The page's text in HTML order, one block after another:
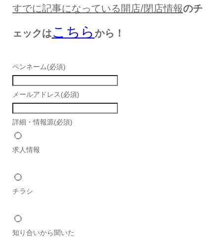
すでに記事になっている開店/閉店情報のチ
ェックはこちら から！
ペンネーム(必須)
メールアドレス(必須)
詳細・情報源(必須)
求人情報
チラシ
知り合いから聞いた